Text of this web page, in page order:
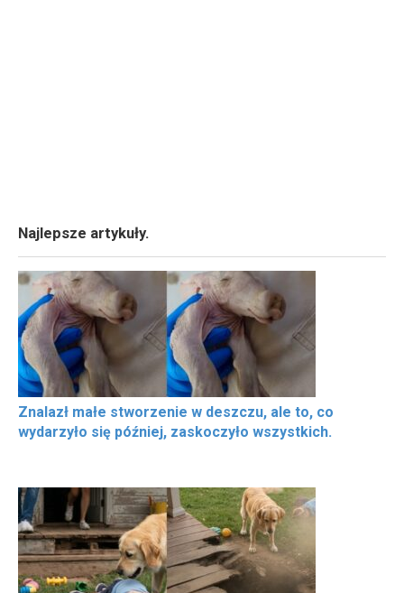
Najlepsze artykuły.
Znalazł małe stworzenie w deszczu, ale to, co
wydarzyło się później, zaskoczyło wszystkich.